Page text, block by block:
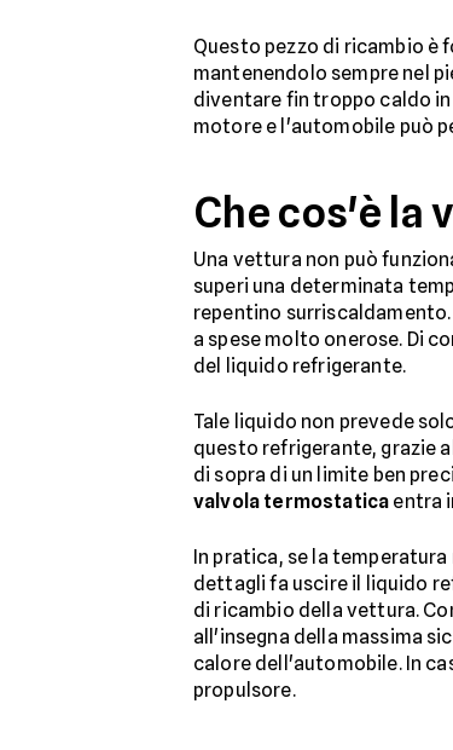
Questo pezzo di ricambio è
mantenendolo sempre nel
diventare fin troppo caldo
motore e l'automobile può
Che cos'è la
Una vettura non può
superi una determinata
repentino
a spese molto onerose. Di
del liquido refrigerante.
Tale liquido non prevede
questo refrigerante, grazie
di sopra di un limite ben
valvola termostatica entra
In pratica, se la temperatura
dettagli fa uscire il liquido
di ricambio della vettura.
all'insegna della massima
calore dell'automobile. In
propulsore.